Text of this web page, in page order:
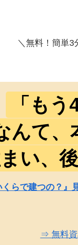
＼無料！簡単3
「も
んて、
い、
らで建つの？』
⇒ 無料資